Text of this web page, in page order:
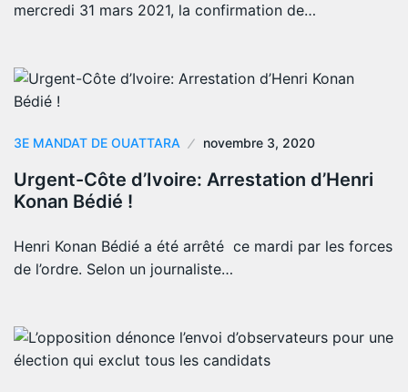
mercredi 31 mars 2021, la confirmation de…
3E MANDAT DE OUATTARA novembre 3, 2020
Urgent-Côte d’Ivoire: Arrestation d’Henri
Konan Bédié !
Henri Konan Bédié a été arrêté ce mardi par les forces
de l’ordre. Selon un journaliste…